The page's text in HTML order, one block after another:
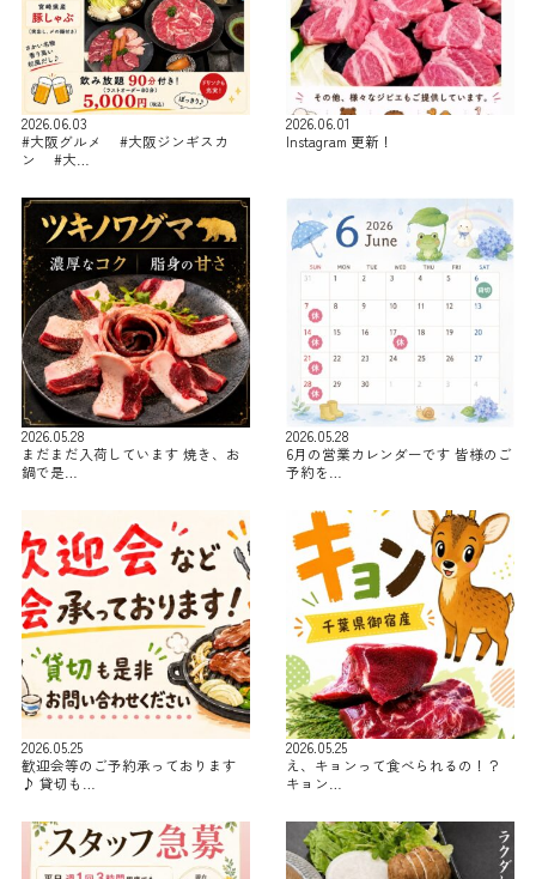
2026.06.03
#大阪グルメ #大阪ジンギスカ
ン #大…
2026.06.01
Instagram 更新！
2026.05.28
まだまだ入荷しています 焼き、お
鍋で是…
2026.05.28
6月の営業カレンダーです 皆様のご
予約を…
2026.05.25
歓迎会等のご予約承っております
♪ 貸切も…
2026.05.25
え、キョンって食べられるの！？
キョン…